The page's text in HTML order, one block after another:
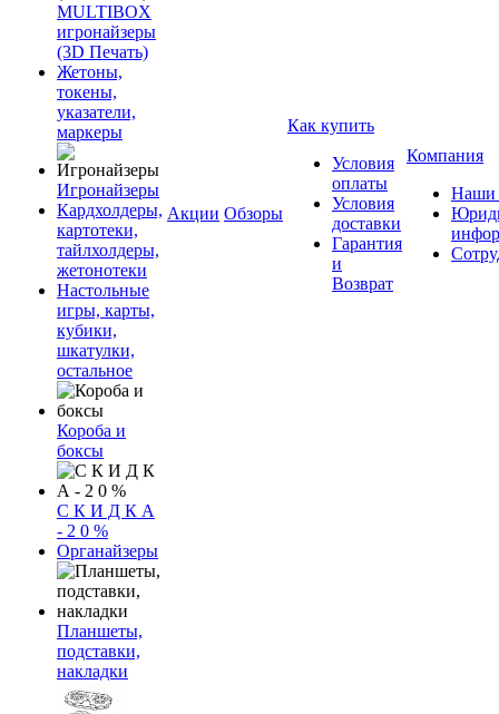
MULTIBOX
игронайзеры
(3D Печать)
Жетоны,
токены,
указатели,
маркеры
Игронайзеры
Кардхолдеры,
картотеки,
тайлхолдеры,
жетонотеки
Настольные
игры, карты,
кубики,
шкатулки,
остальное
Короба и
боксы
С К И Д К А
- 2 0 %
Органайзеры
Планшеты,
подставки,
накладки
Акции Обзоры
Как купить
Условия
оплаты
Условия
доставки
Гарантия
и
Возврат
Компания
Наши